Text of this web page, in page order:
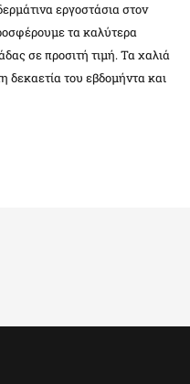
εργοστάσια στον
τα καλύτερα
σε προσιτή τιμή. Τα χαλιά
δεκαετία του εβδομήντα και